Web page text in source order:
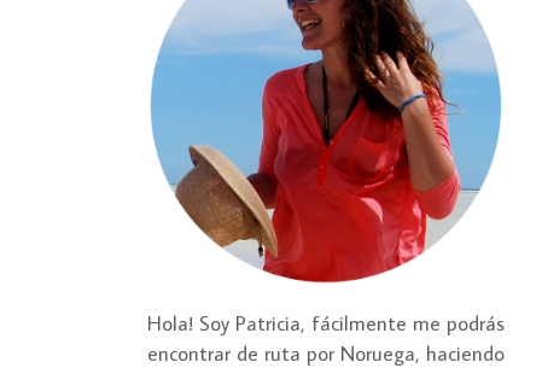
Hola! Soy Patricia, fácilmente me podrás
encontrar de ruta por Noruega, haciendo